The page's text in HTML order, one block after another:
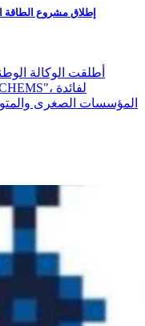
إطلاق مشروع
أطلقت الوكالة
المؤسسات الصغرى